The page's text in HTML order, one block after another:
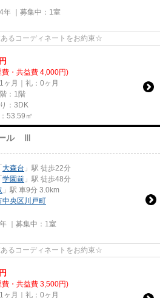
｜募集中： 1室
るコーディネートをお約束☆
円
費・共益費 4,000円)
ヶ月｜礼：0ヶ月
：1階
：3DK
53.59㎡
ール Ⅲ
「大森台 」駅 徒歩22分
「学園前 」駅 徒歩48分
」駅 車9分 3.0km
中央区川戸町
｜募集中： 1室
るコーディネートをお約束☆
円
費・共益費 3,500円)
ヶ月｜礼：0ヶ月